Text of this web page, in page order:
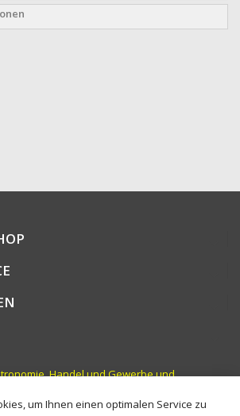
Handel und Gewerbe und
um Ihnen einen optimalen Service zu